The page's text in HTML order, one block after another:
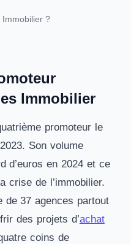
Immobilier ?
Immobilier
promoteur le
Son volume
d’euros en 2024 et ce
crise de l’immobilier.
de 37 agences partout
des projets d’achat
coins de